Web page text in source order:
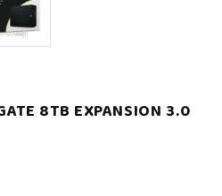
8TB EXPANSION 3.0